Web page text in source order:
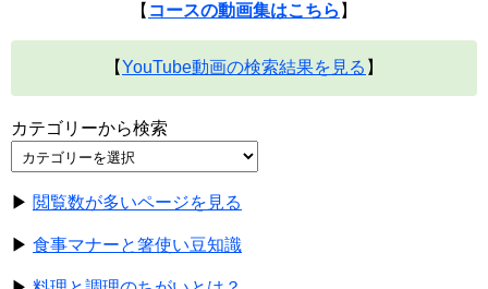
【 コースの動画集はこちら 】
【YouTube動画の検索結果を見る 】
カテゴリーから検索
▶ 閲覧数が多いページを見る
▶ 食事マナーと箸使い豆知識